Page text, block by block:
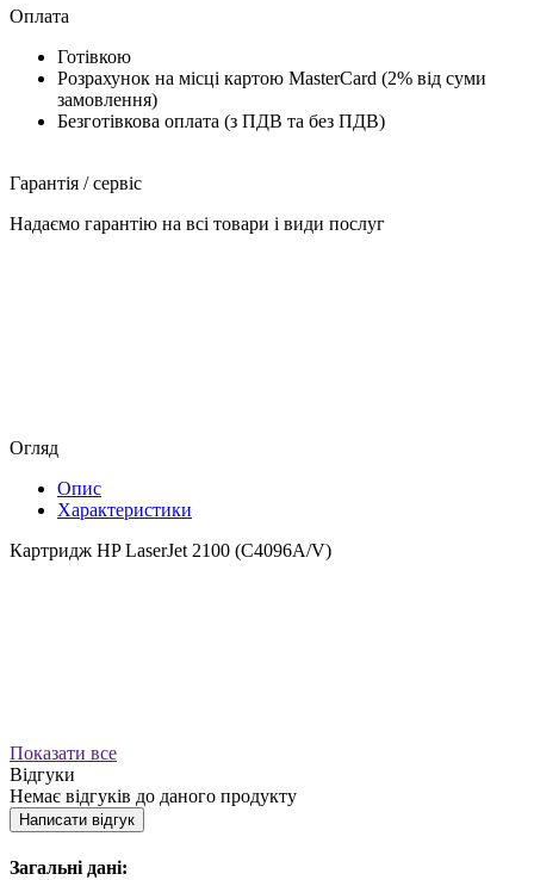
Оплата
Готівкою
Розрахунок на місці картою MasterCard (2% від суми
замовлення)
Безготівкова оплата (з ПДВ та без ПДВ)
Гарантія / сервіс
Надаємо гарантію на всі товари і види послуг
Огляд
Опис
Характеристики
Картридж HP LaserJet 2100 (C4096A/V)
Показати все
Відгуки
Немає відгуків до даного продукту
Написати відгук
Загальні дані: